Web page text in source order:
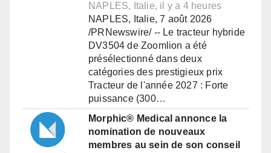
NAPLES, Italie, il y a 4 heures
NAPLES, Italie, 7 août 2026
/PRNewswire/ -- Le tracteur hybride
DV3504 de Zoomlion a été
présélectionné dans deux
catégories des prestigieux prix
Tracteur de l'année 2027 : Forte
puissance (300…
Morphic® Medical annonce la
nomination de nouveaux
membres au sein de son conseil